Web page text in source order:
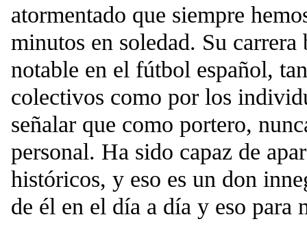
atormentado que siempre
minutos en soledad. Su
notable en el fútbol español,
colectivos como por los
señalar que como portero,
personal. Ha sido capaz de
históricos, y eso es un don
de él en el día a día y eso para